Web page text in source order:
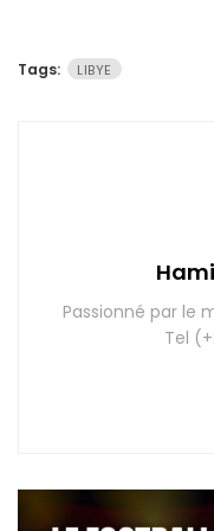
Tags: LIBYE
Passionné par le
Tel